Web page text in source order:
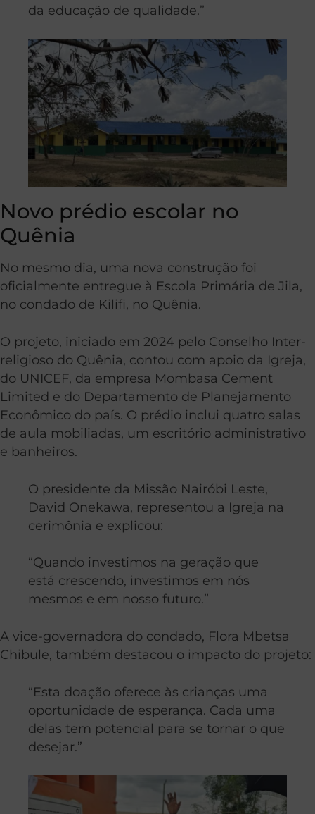
da educação de qualidade.”
Novo prédio escolar no
Quênia
No mesmo dia, uma nova construção foi
oficialmente entregue à Escola Primária de Jila,
no condado de Kilifi, no Quênia.
O projeto, iniciado em 2024 pelo Conselho Inter-
religioso do Quênia, contou com apoio da Igreja,
do UNICEF, da empresa Mombasa Cement
Limited e do Departamento de Planejamento
Econômico do país. O prédio inclui quatro salas
de aula mobiliadas, um escritório administrativo
e banheiros.
O presidente da Missão Nairóbi Leste,
David Onekawa, representou a Igreja na
cerimônia e explicou:
“Quando investimos na geração que
está crescendo, investimos em nós
mesmos e em nosso futuro.”
A vice-governadora do condado, Flora Mbetsa
Chibule, também destacou o impacto do projeto:
“Esta doação oferece às crianças uma
oportunidade de esperança. Cada uma
delas tem potencial para se tornar o que
desejar.”